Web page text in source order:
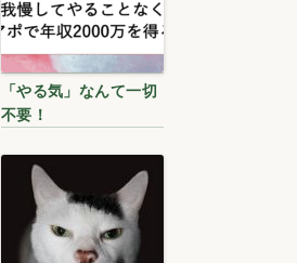
「やる気」なんて一切
不要！